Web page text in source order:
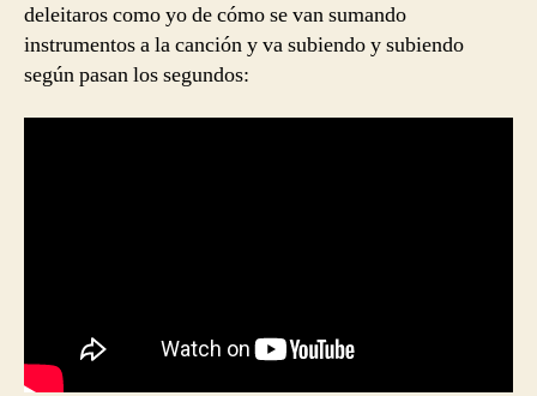
deleitaros como yo de cómo se van sumando
instrumentos a la canción y va subiendo y subiendo
según pasan los segundos: